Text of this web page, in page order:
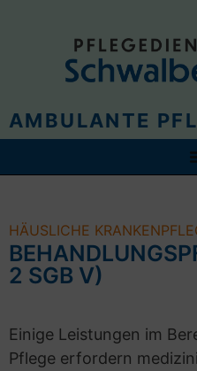
AMBULANTE
HÄUSLICHE
2 SGB V)
Einige Leistungen im
Pflege erfordern